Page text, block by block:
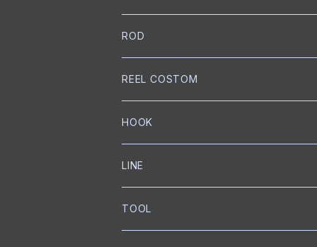
NORIES
トップウォーター
クランクベイト
mibro
クランクベイト
NISHINE LURE WORKS
ミノー
リップレスクランク
BUMBLEBEE CUSTOM LURES
チャターベイト
Megabass
ROD
NORIES
スピニングロッド
ベイトロッド
SLANG
スピニングロッド
GRASS ROOTS
ベイトキャスティングロッド
Out≒Law
REEL COSTOM
GOLD Works
匠ベアリング
匠ブッシュ
GLITCH
グリス
mibro
HOOK
BKK
トレブルフック
ICHIKAWA FISHING
LINE
SEAGUAR
TOOL